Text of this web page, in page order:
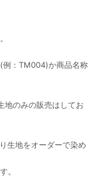
例：TM004)か商品名称
地のみの販売はしてお
生地をオーダーで染め
。